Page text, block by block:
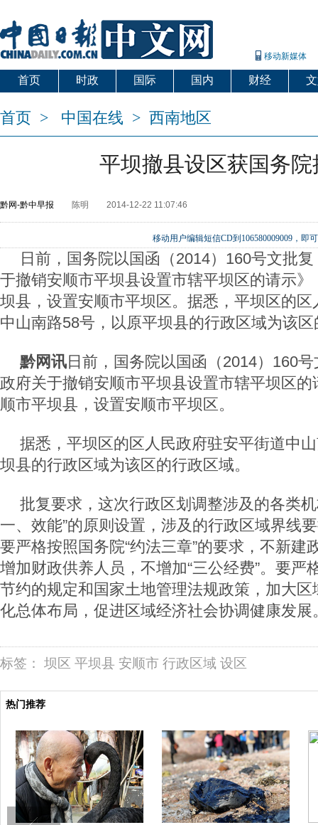
移动新媒体
首页 时政 国际 国内 财经
首页 > 中国在线 > 西南地区
平坝撤县设区获国务院
黔网-黔中早报 陈明 2014-12-22 11:07:46
移动用户编辑短信CD到106580009009，即
日前，国务院以国函（2014）160号文批
于撤销安顺市平坝县设置市辖平坝区的请示
坝县，设置安顺市平坝区。据悉，平坝区的
中山南路58号，以原平坝县的行政区域为该
黔网讯日前，国务院以国函（2014）160
政府关于撤销安顺市平坝县设置市辖平坝区
顺市平坝县，设置安顺市平坝区。
据悉，平坝区的区人民政府驻安平街道中
坝县的行政区域为该区的行政区域。
批复要求，这次行政区划调整涉及的各类
一、效能”的原则设置，涉及的行政区域界线
要严格按照国务院“约法三章”的要求，不新建
增加财政供养人员，不增加“三公经费”。要严
节约的规定和国家土地管理法规政策，加大
化总体布局，促进区域经济社会协调健康发展
标签： 坝区 平坝县 安顺市 行政区域 设区
热门推荐